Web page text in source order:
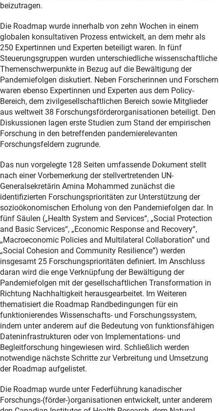
beizutragen.
Die Roadmap wurde innerhalb von zehn Wochen in einem
globalen konsultativen Prozess entwickelt, an dem mehr als
250 Expertinnen und Experten beteiligt waren. In fünf
Steuerungsgruppen wurden unterschiedliche wissenschaftliche
Themenschwerpunkte in Bezug auf die Bewältigung der
Pandemiefolgen diskutiert. Neben Forscherinnen und Forschern
waren ebenso Expertinnen und Experten aus dem Policy-
Bereich, dem zivilgesellschaftlichen Bereich sowie Mitglieder
aus weltweit 38 Forschungsförderorganisationen beteiligt. Den
Diskussionen lagen erste Studien zum Stand der empirischen
Forschung in den betreffenden pandemierelevanten
Forschungsfeldern zugrunde.
Das nun vorgelegte 128 Seiten umfassende Dokument stellt
nach einer Vorbemerkung der stellvertretenden UN-
Generalsekretärin Amina Mohammed zunächst die
identifizierten Forschungsprioritäten zur Unterstützung der
sozioökonomischen Erholung von den Pandemiefolgen dar. In
fünf Säulen („Health System and Services“, „Social Protection
and Basic Services“, „Economic Response and Recovery“,
„Macroeconomic Policies and Multilateral Collaboration” und
„Social Cohesion and Community Resilience”) werden
insgesamt 25 Forschungsprioritäten definiert. Im Anschluss
daran wird die enge Verknüpfung der Bewältigung der
Pandemiefolgen mit der gesellschaftlichen Transformation in
Richtung Nachhaltigkeit herausgearbeitet. Im Weiteren
thematisiert die Roadmap Randbedingungen für ein
funktionierendes Wissenschafts- und Forschungssystem,
indem unter anderem auf die Bedeutung von funktionsfähigen
Dateninfrastrukturen oder von Implementations- und
Begleitforschung hingewiesen wird. Schließlich werden
notwendige nächste Schritte zur Verbreitung und Umsetzung
der Roadmap aufgelistet.
Die Roadmap wurde unter Federführung kanadischer
Forschungs-(förder-)organisationen entwickelt, unter anderem